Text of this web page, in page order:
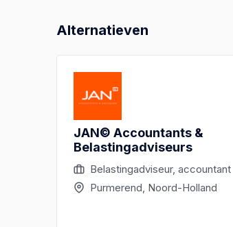
Alternatieven
JAN© Accountants &
Belastingadviseurs
Belastingadviseur, accountant
Purmerend, Noord-Holland